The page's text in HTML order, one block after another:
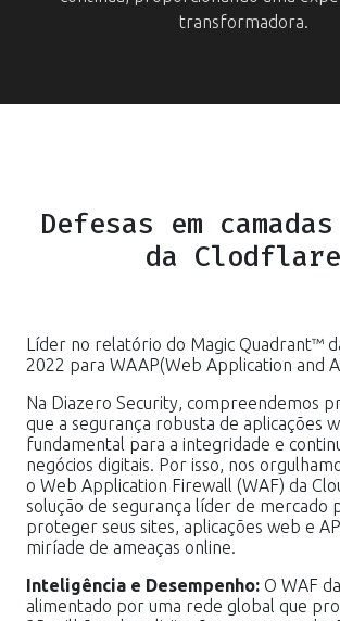
transformadora.
Defesas em camadas
da Clodflare
Líder no relatório do Magic Quadrant™
2022 para WAAP(Web Application and
Na Diazero Security, compreendemos
que a segurança robusta de aplicações
fundamental para a integridade e
negócios digitais. Por isso, nos
o Web Application Firewall (WAF) da
solução de segurança líder de mercado
proteger seus sites, aplicações web e
miríade de ameaças online.
Inteligência e Desempenho: O WAF
alimentado por uma rede global que